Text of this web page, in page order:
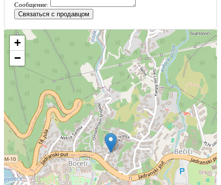
Сообщение:
Связаться с продавцом
+
−